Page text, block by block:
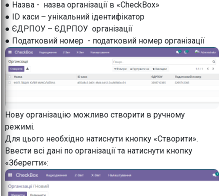
● Назва - назва організації в «CheckBox»
● ID каси – унікальний ідентифікатор
● ЄДРПОУ – ЄДРПОУ організації
● Податковий номер - податковий номер організації
Нову організацію можливо створити в ручному
режимі.
Для цього необхідно натиснути кнопку «Створити».
Ввести всі дані по організації та натиснути кнопку
«Зберегти»: